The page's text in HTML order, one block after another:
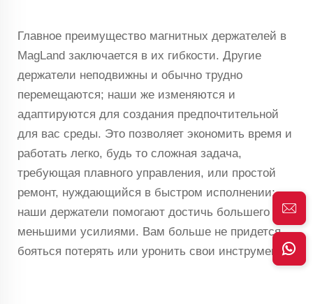
Главное преимущество магнитных держателей в
MagLand заключается в их гибкости. Другие
держатели неподвижны и обычно трудно
перемещаются; наши же изменяются и
адаптируются для создания предпочтительной
для вас среды. Это позволяет экономить время и
работать легко, будь то сложная задача,
требующая плавного управления, или простой
ремонт, нуждающийся в быстром исполнении;
наши держатели помогают достичь большего с
меньшими усилиями. Вам больше не придется
бояться потерять или уронить свои инструменты!